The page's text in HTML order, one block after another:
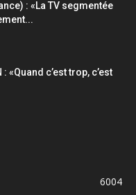
: «La TV segmentée
«Quand c’est trop, c’est
6004